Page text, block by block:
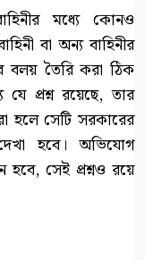
মধ্যে কোনও
বা অন্য বাহিনীর
বলয় তৈরি করা ঠিক
যে প্রশ্ন রয়েছে, তার
হলে সেটি সরকারের
হবে। অভিযোগ
হবে, সেই প্রশ্নও রয়ে